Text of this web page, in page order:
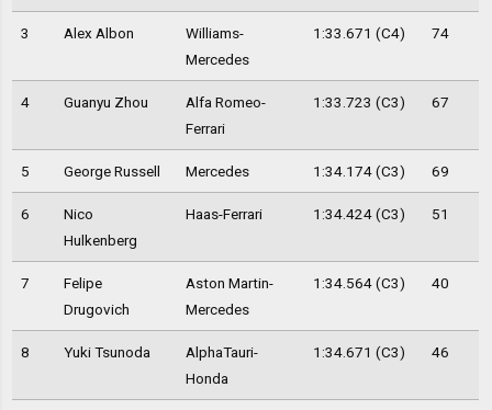
3 Alex Albon
Williams-
Mercedes
1:33.671 (C4) 74
4 Guanyu Zhou
Alfa Romeo-
Ferrari
1:33.723 (C3) 67
5 George Russell Mercedes 1:34.174 (C3) 69
6
Nico
Hulkenberg
Haas-Ferrari 1:34.424 (C3) 51
7
Felipe
Drugovich
Aston Martin-
Mercedes
1:34.564 (C3) 40
8 Yuki Tsunoda
AlphaTauri-
Honda
1:34.671 (C3) 46